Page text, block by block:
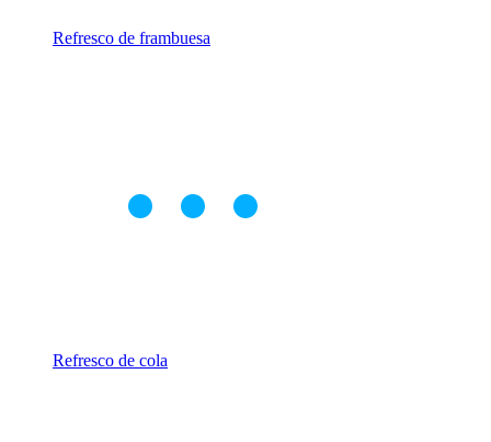
Refresco de frambuesa
Refresco de cola